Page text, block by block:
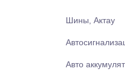
Шины, Актау
Авто